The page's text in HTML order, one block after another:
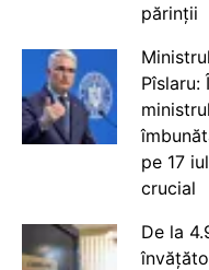
părinții
Pîslaru:
pe 17
crucial
De la